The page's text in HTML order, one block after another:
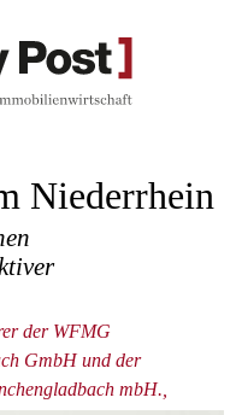
Niederrhein
der WFMG
GmbH und der
mbH.,